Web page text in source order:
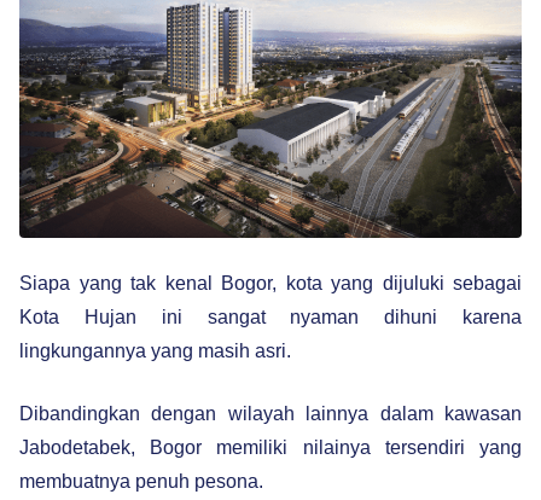
Siapa yang tak kenal Bogor, kota yang dijuluki sebagai
Kota Hujan ini sangat nyaman dihuni karena
lingkungannya yang masih asri.
Dibandingkan dengan wilayah lainnya dalam kawasan
Jabodetabek, Bogor memiliki nilainya tersendiri yang
membuatnya penuh pesona.